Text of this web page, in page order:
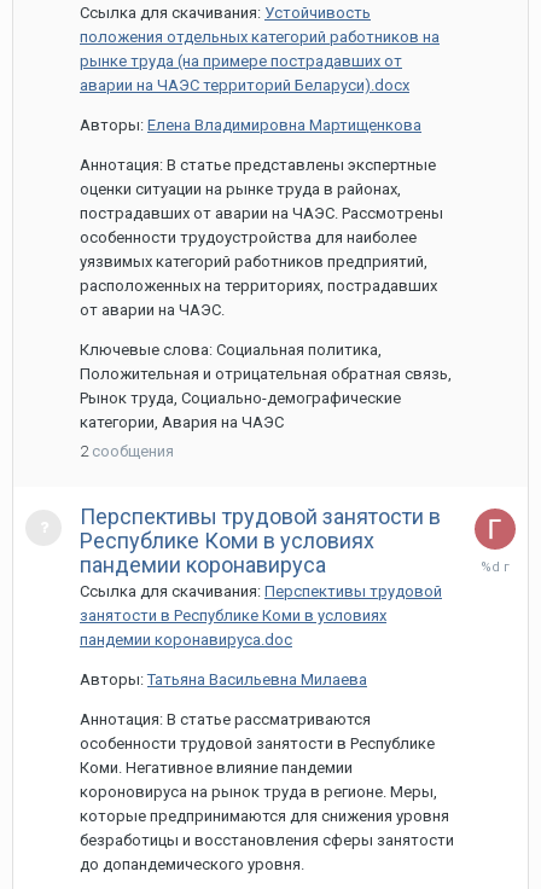
Ссылка для скачивания: Устойчивость
положения отдельных категорий работников на
рынке труда (на примере пострадавших от
аварии на ЧАЭС территорий Беларуси).docx
Авторы: Елена Владимировна Мартищенкова
Аннотация: В статье представлены экспертные
оценки ситуации на рынке труда в районах,
пострадавших от аварии на ЧАЭС. Рассмотрены
особенности трудоустройства для наиболее
уязвимых категорий работников предприятий,
расположенных на территориях, пострадавших
от аварии на ЧАЭС.
Ключевые слова: Социальная политика,
Положительная и отрицательная обратная связь,
Рынок труда, Социально-демографические
категории, Авария на ЧАЭС
2 сообщения
Перспективы трудовой занятости в
Республике Коми в условиях
пандемии коронавируса
Ссылка для скачивания: Перспективы трудовой
занятости в Республике Коми в условиях
пандемии коронавируса.doc
Авторы:Татьяна Васильевна Милаева
Аннотация: В статье рассматриваются
особенности трудовой занятости в Республике
Коми. Негативное влияние пандемии
короновируса на рынок труда в регионе. Меры,
которые предпринимаются для снижения уровня
безработицы и восстановления сферы занятости
до допандемического уровня.
1